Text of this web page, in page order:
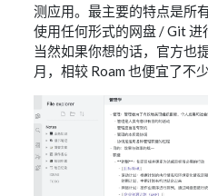
测应用。最主要的特点是所
使用任何形式的网盘 / Git 进
当然如果你想的话，官方
月，相较 Roam 也便宜了不少